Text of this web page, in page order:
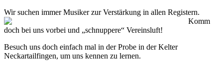
Wir suchen immer Musiker zur Verstärkung in allen Registern.
Komm
doch bei uns vorbei und „schnuppere“ Vereinsluft!
Besuch uns doch einfach mal in der Probe in der Kelter
Neckartailfingen, um uns kennen zu lernen.